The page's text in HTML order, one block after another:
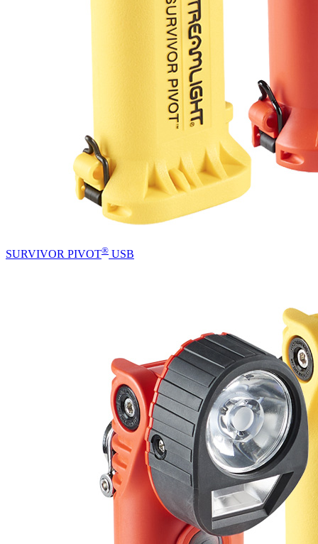
SURVIVOR PIVOT® USB